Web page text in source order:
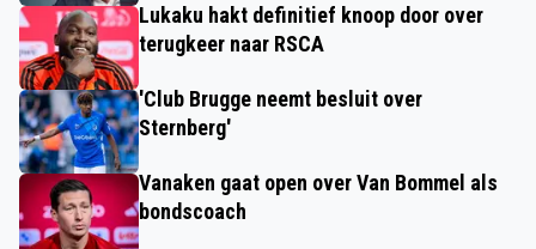
Lukaku hakt definitief knoop door over
terugkeer naar RSCA
'Club Brugge neemt besluit over
Sternberg'
Vanaken gaat open over Van Bommel als
bondscoach